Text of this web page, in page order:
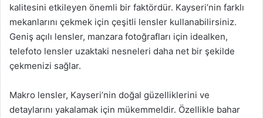
kalitesini etkileyen önemli bir faktördür. Kayseri’nin farklı
mekanlarını çekmek için çeşitli lensler kullanabilirsiniz.
Geniş açılı lensler, manzara fotoğrafları için idealken,
telefoto lensler uzaktaki nesneleri daha net bir şekilde
çekmenizi sağlar.
Makro lensler, Kayseri’nin doğal güzelliklerini ve
detaylarını yakalamak için mükemmeldir. Özellikle bahar